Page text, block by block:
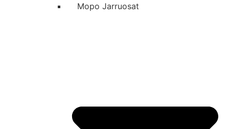
Mopo Jarruosat